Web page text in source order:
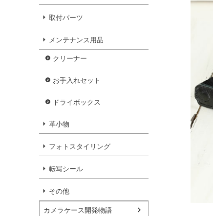
取付パーツ
メンテナンス用品
クリーナー
お手入れセット
ドライボックス
革小物
フォトスタイリング
転写シール
その他
カメラケース開発物語